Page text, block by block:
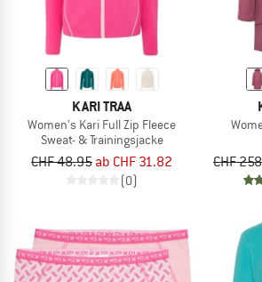
KARI TRAA
Women's Kari Full Zip Fleece
Sweat- & Trainingsjacke
CHF 48.95 ab CHF 31.82
(0)
CHF